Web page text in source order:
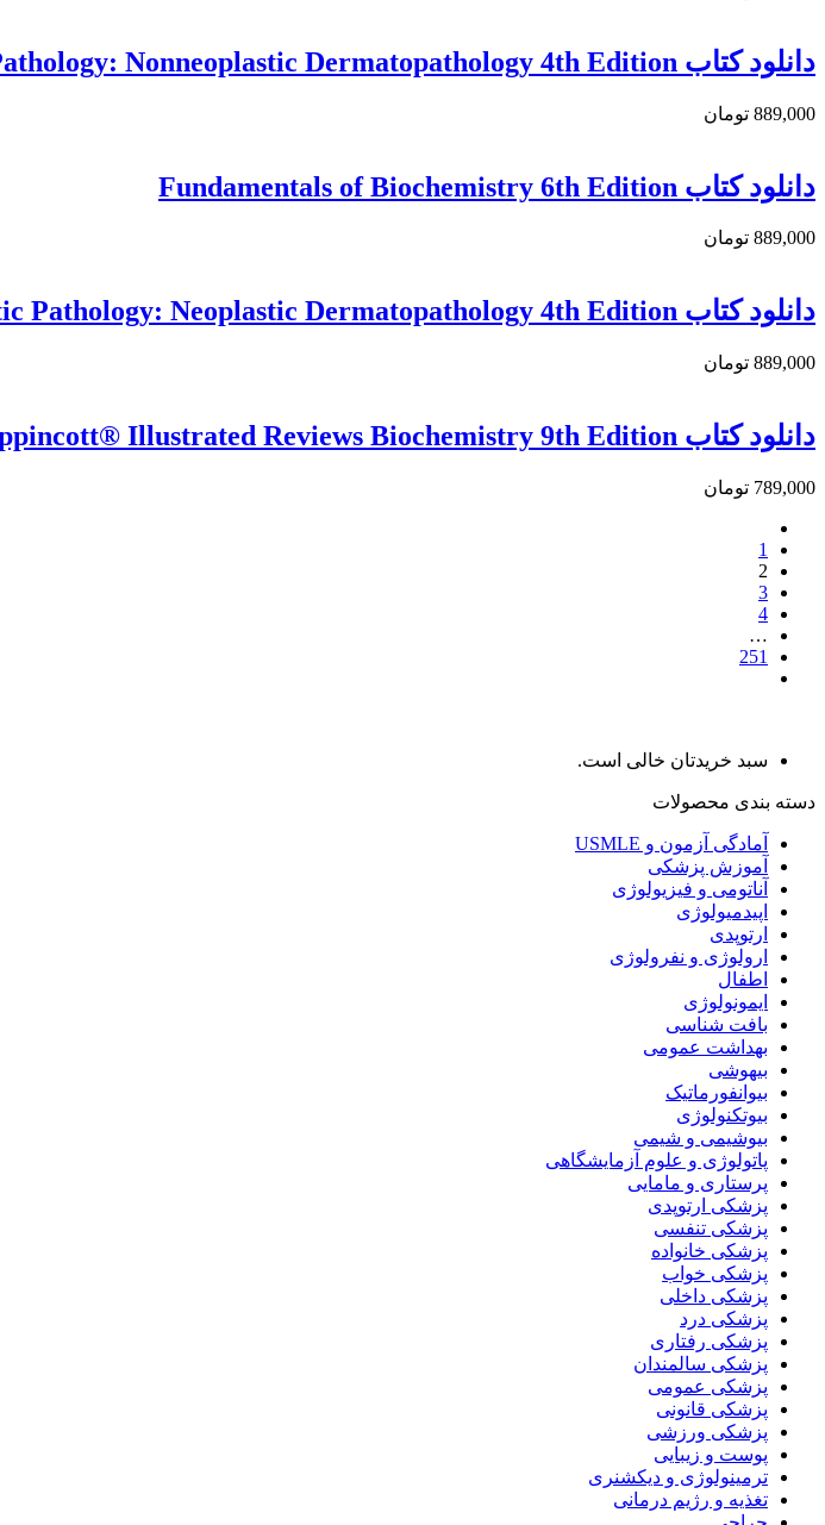
دانلود كتاب Diagnostic Pathology: Nonneoplastic Dermatopathology 4th Edition
889,000 تومان
دانلود كتاب Fundamentals of Biochemistry 6th Edition
889,000 تومان
دانلود كتاب Diagnostic Pathology: Neoplastic Dermatopathology 4th Edition
889,000 تومان
دانلود كتاب Lippincott® Illustrated Reviews Biochemistry 9th Edition
789,000 تومان
1
2
3
4
…
251
سبد خریدتان خالی است.
دسته بندی محصولات
آمادگی آزمون و USMLE
آموزش پزشکی
آناتومی و فیزیولوژی
اپیدمیولوژی
ارتوپدی
ارولوژی و نفرولوژی
اطفال
ایمونولوژی
بافت شناسی
بهداشت عمومی
بیهوشی
بیوانفورماتیک
بیوتکنولوژی
بیوشیمی و شیمی
پاتولوژی و علوم آزمایشگاهی
پرستاری و مامایی
پزشکی ارتوپدی
پزشکی تنفسی
پزشکی خانواده
پزشکی خواب
پزشکی داخلی
پزشکی درد
پزشکی رفتاری
پزشکی سالمندان
پزشکی عمومی
پزشکی قانونی
پزشکی ورزشی
پوست و زیبایی
ترمینولوژی و دیکشنری
تغذیه و رژیم درمانی